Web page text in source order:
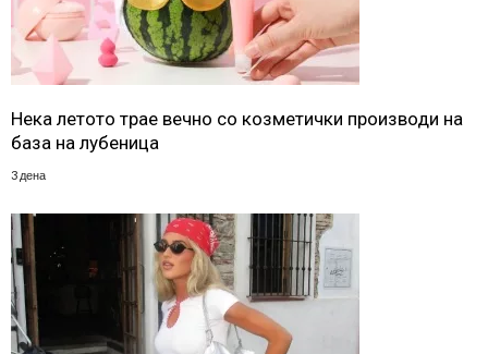
Нека летото трае вечно со козметички производи на
база на лубеница
3 дена